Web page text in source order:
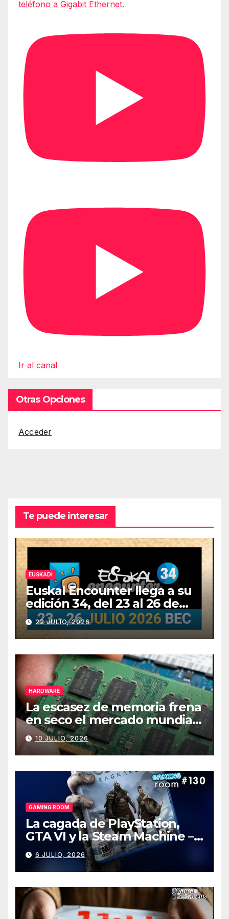
teléfono a Gigabit Ethernet.
Ir al canal
Otras Opciones
Acceder
Te puede interesar
EUSKADI
Euskal Encounter llega a su
edición 34, del 23 al 26 de
julio
22 JULIO, 2026
HARDWARE
La escasez de memoria frena
en seco el mercado mundial
de PCs
10 JULIO, 2026
GAMING ROOM
La cagada de PlayStation,
GTA VI y la Steam Machine –
Gaming Room #130
6 JULIO, 2026